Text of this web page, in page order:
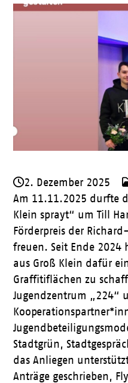
2. Dezember 2025
Am 11.11.2025 durfte
Klein sprayt“ um Till
Förderpreis der
freuen. Seit Ende 2024
aus Groß Klein dafür
Graffitiflächen zu
Jugendzentrum „224“
Stadtgrün,
das Anliegen
Anträge geschrieben,